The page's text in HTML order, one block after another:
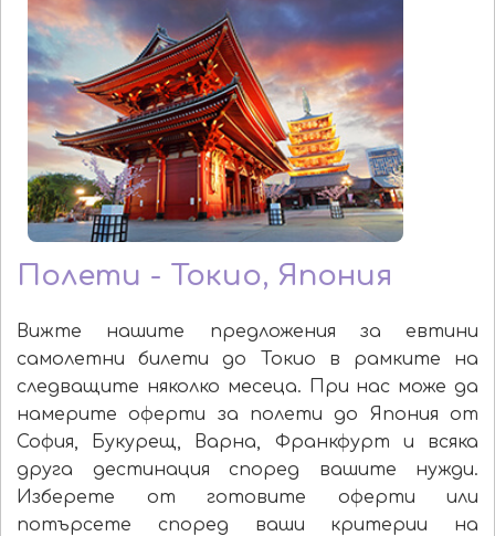
Полети - Токио, Япония
Вижте нашите предложения за евтини
самолетни билети до Токио в рамките на
следващите няколко месеца. При нас може да
намерите оферти за полети до Япония от
София, Букурещ, Варна, Франкфурт и всяка
друга дестинация според вашите нужди.
Изберете от готовите оферти или
потърсете според ваши критерии на